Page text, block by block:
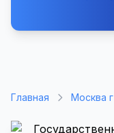
Главная Москва г